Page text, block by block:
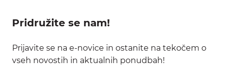
Pridružite se nam!
Prijavite se na e-novice in ostanite na tekočem o
vseh novostih in aktualnih ponudbah!